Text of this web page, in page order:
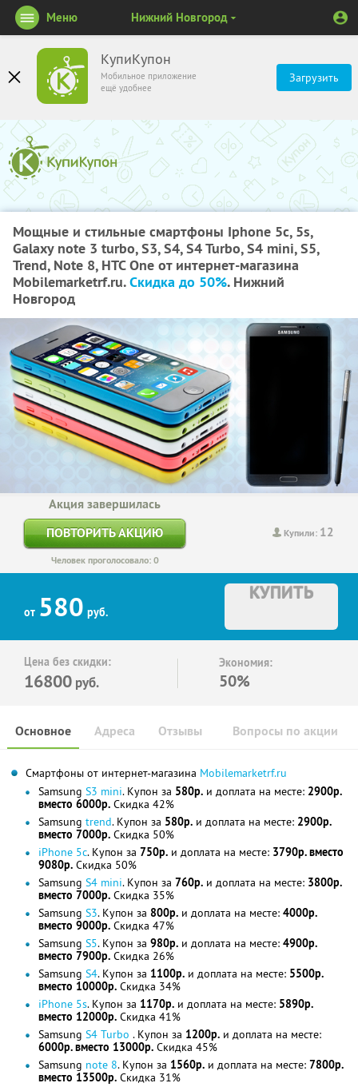
КупиКупон
Мобильное приложение
ещё удобнее
Загрузить
Меню Нижний Новгород
Мощные и стильные смартфоны Iphone 5c, 5s,
Galaxy note 3 turbo, S3, S4, S4 Turbo, S4 mini, S5,
Trend, Note 8, HTC One от интернет-магазина
Mobilemarketrf.ru.Скидка до 50%. Нижний
Новгород
Купили: 12
Акция завершилась
ПОВТОРИТЬ АКЦИЮ
Человек проголосовало: 0
от 580 руб.
КУПИТЬ
Цена без скидки:
16800 руб.
Экономия:
50%
Основное Отзывы Вопросы по акции
Адреса
Смартфоны от интернет-магазина Mobilemarketrf.ru
Samsung S3 mini. Купон за 580р. и доплата на месте: 2900р.
вместо 6000р. Скидка 42%
Samsung trend. Купон за 580р. и доплата на месте: 2900р.
вместо 7000р. Скидка 50%
iPhone 5c. Купон за 750р. и доплата на месте: 3790р. вместо
9080р. Скидка 50%
Samsung S4 mini. Купон за 760р. и доплата на месте: 3800р.
вместо 7000р. Скидка 35%
Samsung S3. Купон за 800р. и доплата на месте: 4000р.
вместо 9000р. Скидка 47%
Samsung S5. Купон за 980р. и доплата на месте: 4900р.
вместо 7900р. Скидка 26%
Samsung S4. Купон за 1100р. и доплата на месте: 5500р.
вместо 10000р. Скидка 34%
iPhone 5s. Купон за 1170р. и доплата на месте: 5890р.
вместо 12000р. Скидка 41%
Samsung S4 Turbo . Купон за 1200р. и доплата на месте:
6000р. вместо 13000р. Скидка 45%
Samsung note 8. Купон за 1560р. и доплата на месте: 7800р.
вместо 13500р. Скидка 31%